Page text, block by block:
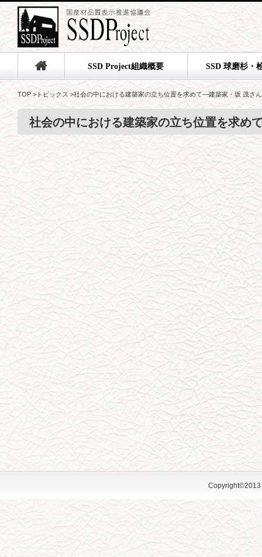
SSD Project組織概要 SSD 球磨杉・
TOP > トピックス >社会の中における建築家の立ち位置を求めて—建築家・坂 茂さん
社会の中における建築家の立ち位置を求め
Copyright©2013